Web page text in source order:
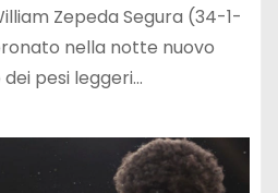
Zepeda Segura (34-1-
nella notte nuovo
pesi leggeri…